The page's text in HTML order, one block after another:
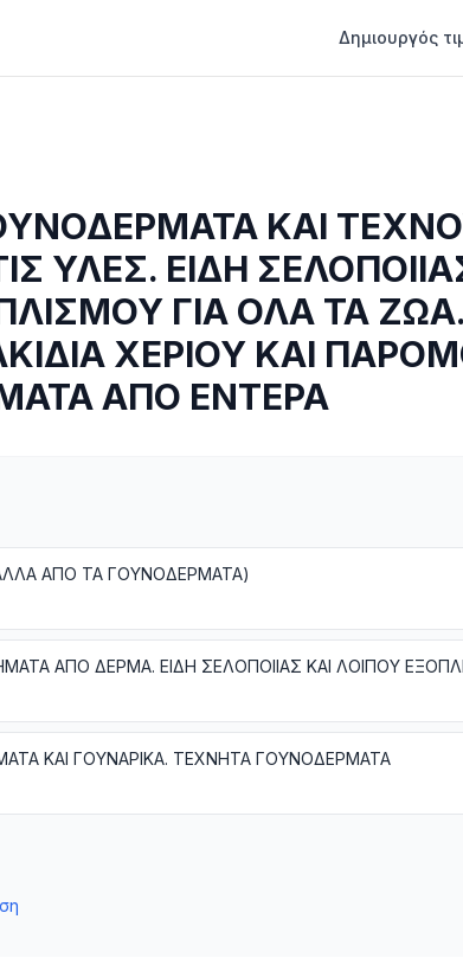
Δημιουργός
ΚΑΙ
ΥΛΕΣ. ΕΙΔΗ
ΓΙΑ ΟΛΑ ΤΑ
ΧΕΡΙΟΥ ΚΑΙ
ΑΠΟ ΕΝΤΕΡΑ
ΑΠΟ ΤΑ ΓΟΥΝΟΔΕΡΜΑΤΑ)
ΚΑΙ ΓΟΥΝΑΡΙΚΑ. ΤΕΧΝΗΤΑ ΓΟΥΝΟΔΕΡΜΑΤΑ